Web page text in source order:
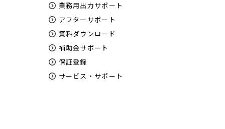
業務用出力サポート
アフターサポート
資料ダウンロード
補助金サポート
保証登録
サービス・サポート